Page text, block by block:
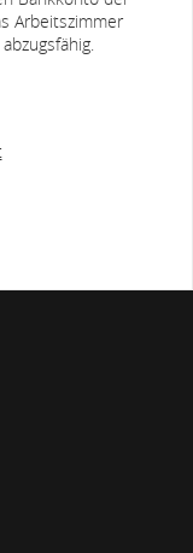
Arbeitszimmer